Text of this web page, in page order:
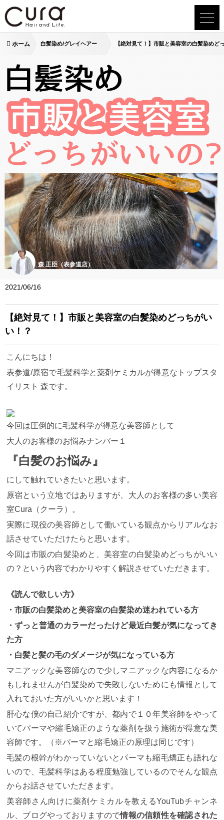
ホーム 白髪染め/グレイヘアー 【絶対見て！】市販と美容室の白髪染めど
森 正臣（表参道店）
2021/06/16
【絶対見て！】市販と美容室の白髪染めどっちがい
い！？
こんにちは！
表参道/原宿で毛髪科学と薬剤ケミカルが得意なトップスタ
イリスト 森です。
今回は圧倒的に毛髪科学が得意な美容師として
大人のお客様のお悩みナンバー１
『白髪のお悩み』
にして触れていきたいと思います。
原宿という立地ではありますが、大人のお客様の多い美容
室Cura（クーラ）。
実際に現役の美容師として働いている観点からリアルなお
話させていただけたらと思います。
今回は市販の白髪染めと、美容室の白髪染めどっちがいい
の？という内容でわかりやすく解説させていただきます。
《読んで欲しい方》
・市販の白髪染めと美容室の白髪染め迷われている方
・ずっと普通のカラーだったけど最近白髪が気になってき
た方
・白髪と髪の毛のダメージが気になっている方
マニアックな美容師なので少しマニアックな内容になるか
もしれませんが白髪染めで失敗しないためにも情報として
入れておいた方がいいかと思います！
肝心な僕の自己紹介ですが、都内で１０年美容師をやって
いてパーマや縮毛矯正のような薬剤を扱う施術が得意な美
容師です。（※パーマと縮毛矯正の原理は同じです）
毛髪の根幹がわかっていないとパーマも縮毛矯正も語れな
いので、毛髪科学はある程度勉強しているのでそんな観点
からお話させていただきます。
美容師さん向けに薬剤ケミカルを教えるYouTubチャンネ
ル、ブログやっておりますので情報の信頼性を確認された